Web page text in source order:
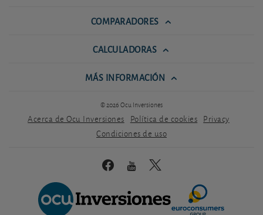
COMPARADORES
CALCULADORAS
MÁS INFORMACIÓN
© 2026 Ocu Inversiones
Acerca de Ocu Inversiones Política de cookies Privacy
Condiciones de uso